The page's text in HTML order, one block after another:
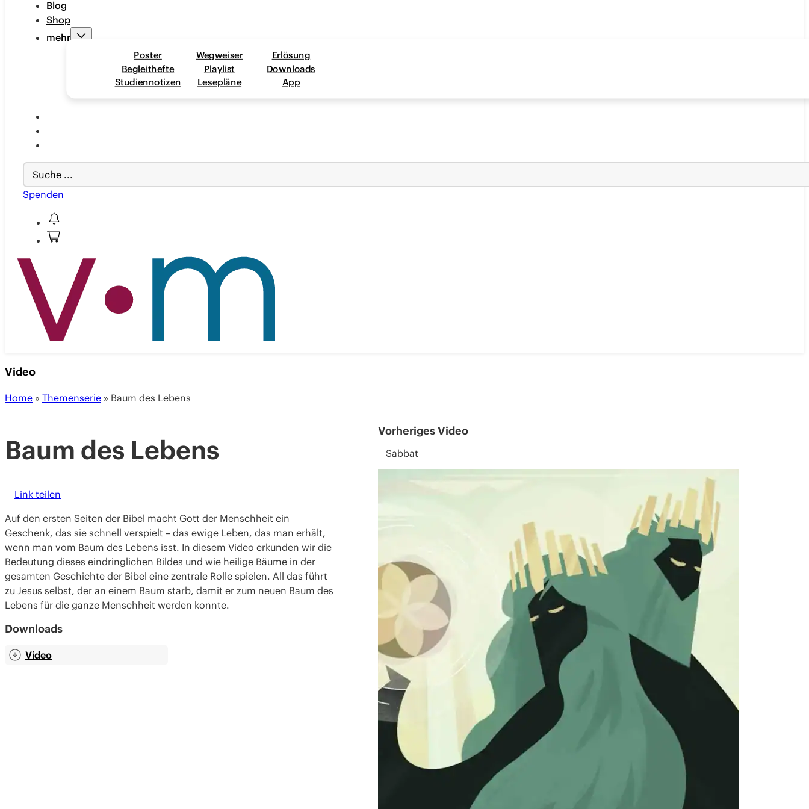
Blog
Shop
mehr
Poster
Begleithefte
Studiennotizen
Wegweiser
Playlist
Lesepläne
Erlösung
Downloads
App
Search
...
Spenden
Video
Home » Themenserie » Baum des Lebens
Baum des Lebens
Link teilen
Auf den ersten Seiten der Bibel macht Gott der Menschheit ein
Geschenk, das sie schnell verspielt – das ewige Leben, das man erhält,
wenn man vom Baum des Lebens isst. In diesem Video erkunden wir die
Bedeutung dieses eindringlichen Bildes und wie heilige Bäume in der
gesamten Geschichte der Bibel eine zentrale Rolle spielen. All das führt
zu Jesus selbst, der an einem Baum starb, damit er zum neuen Baum des
Lebens für die ganze Menschheit werden konnte.
Downloads
Video
Vorheriges Video
Sabbat